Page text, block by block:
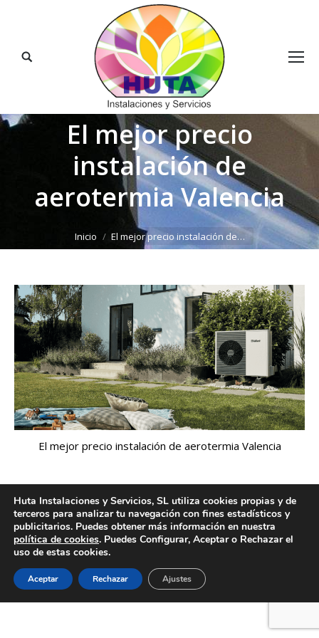
Buscar:
El mejor precio
instalación de
aerotermia Valencia
Inicio El mejor precio instalación de…
El mejor precio instalación de aerotermia Valencia
Creado por Tandem Marketing Digital
Información legal
Huta Instalaciones y Servicios, SL utiliza cookies propias y de
terceros para analizar tu navegación con fines estadísticos y
publicitarios. Puedes obtener más información en nuestra
política de cookies. Puedes Configurar, Aceptar o Rechazar el
uso de estas cookies.
Aceptar Rechazar Ajustes